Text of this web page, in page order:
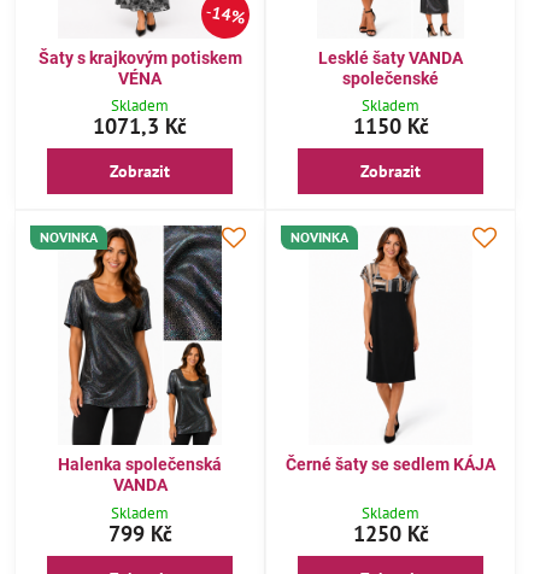
14%
Šaty s krajkovým potiskem
VÉNA
Skladem
1071,3 Kč
Zobrazit
Lesklé šaty VANDA
společenské
Skladem
1150 Kč
Zobrazit
NOVINKA
Halenka společenská
VANDA
Skladem
799 Kč
NOVINKA
Černé šaty se sedlem KÁJA
Skladem
1250 Kč